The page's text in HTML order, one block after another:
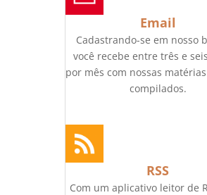
Email
Cadastrando-se em nosso
você recebe entre três e
por mês com nossas
compilados.
RSS
Com um aplicativo leitor de